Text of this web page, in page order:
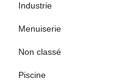
Industrie
Menuiserie
Non classé
Piscine